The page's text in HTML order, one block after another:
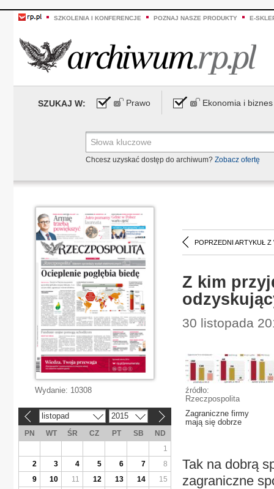
SZKOLENIA I KONFERENCJE POZNAJ NASZE PRODUKTY E-
SZUKAJ W: Prawo Ekonomia i biznes
Chcesz uzyskać dostęp do archiwum? Zobacz ofertę
POPRZEDNI ARTYKUŁ Z
Z kim
30 listopada
źródło:
Rzeczpospolita
Zagraniczne firmy
mają się dobrze
Tak na dobrą
zagraniczne
Wydanie: 10308
listopad 2015
PN WT ŚR CZ PT SB
ND
1
2
3 4 5 6 7
8
9
10 11 12 13 14
15